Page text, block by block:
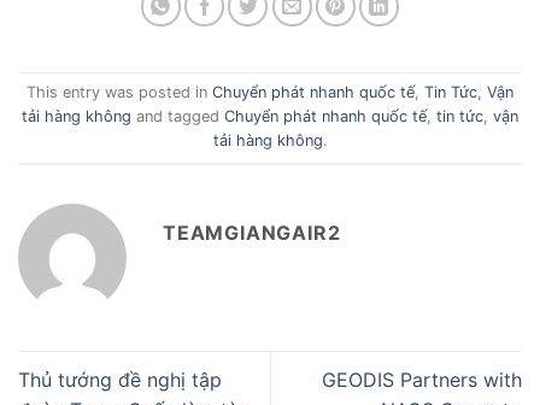
This entry was posted in Chuyển phát nhanh quốc tế Tin Tức Vận
tải hàng không and tagged Chuyển phát nhanh quốc tế tin tức vận
tải hàng không.
TEAMGIANGAIR2
Thủ tướng đề nghị tập
GEODIS Partners with